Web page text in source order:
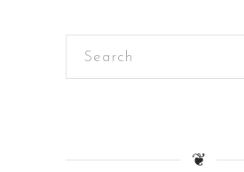
Search
❦